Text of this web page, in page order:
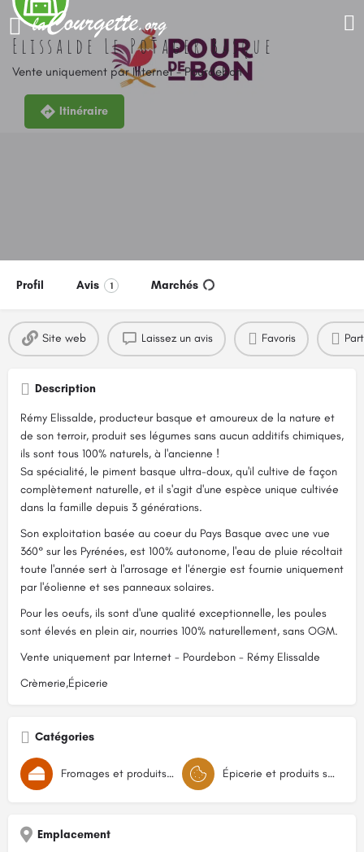
Elissalde Le Potager Basque
Vente uniquement par Internet - Pourdebon
Itinéraire
Profil Avis 1 Marchés
Site web Laissez un avis Favoris
Description
Rémy Elissalde, producteur basque et amoureux de la nature et
de son terroir, produit ses légumes sans aucun additifs chimiques,
ils sont tous 100% naturels, à l'ancienne !
Sa spécialité, le piment basque ultra-doux, qu'il cultive de façon
complètement naturelle, et il s'agit d'une espèce unique cultivée
dans la famille depuis 3 générations.
Son exploitation basée au coeur du Pays Basque avec une vue
360° sur les Pyrénées, est 100% autonome, l'eau de pluie récoltait
toute l'année sert à l'arrosage et l'énergie est fournie uniquement
par l'éolienne et ses panneaux solaires.
Pour les oeufs, ils sont d'une qualité exceptionnelle, les poules
sont élevés en plein air, nourries 100% naturellement, sans OGM.
Vente uniquement par Internet - Pourdebon - Rémy Elissalde
Crèmerie,Épicerie
Catégories
Fromages et produits laitiers Épicerie et produits secs
Emplacement